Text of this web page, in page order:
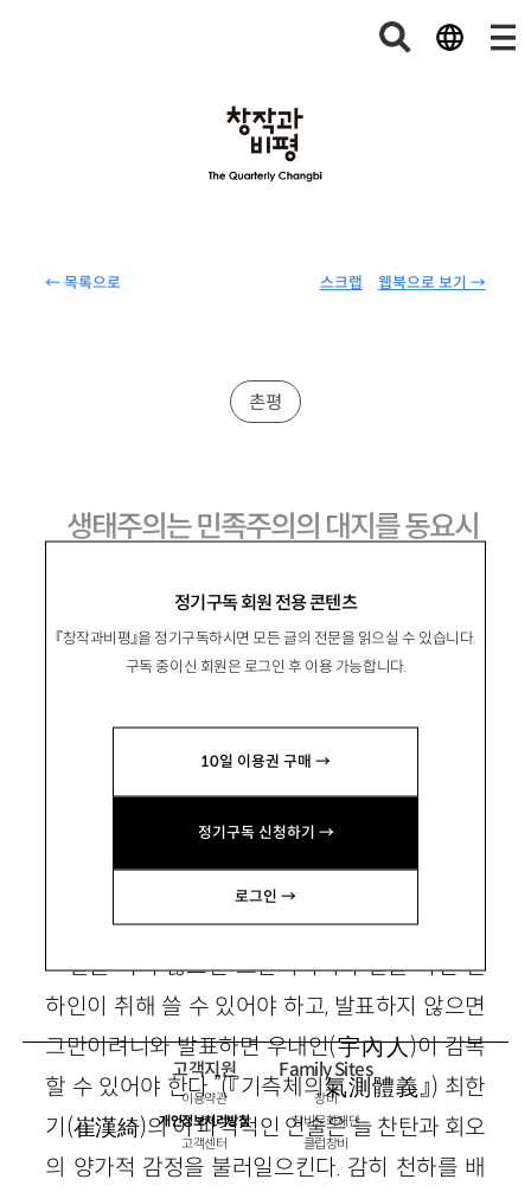
← 목록으로 웹북으로 보기 →
스크랩
정기구독 회원 전용 콘텐츠
『창작과비평』을 정기구독하시면 모든 글의 전문을 읽으실 수 있습니다.
구독 중이신 회원은 로그인 후 이용 가능합니다.
10일 이용권 구매 →
정기구독 신청하기 →
로그인 →
촌평
생태주의는 민족주의의 대지를 동요시
권혁범 『민족주의와 발전의 환상』, 솔
2000
고미숙高美淑
“말을 하지 않으면 그만이려니와 말을 하면 천
하인이 취해 쓸 수 있어야 하고, 발표하지 않으면
그만이려니와 발표하면 우내인(宇內人)이 감복
할 수 있어야 한다.”(『기측체의氣測體義』) 최한
기(崔漢綺)의 이 파격적인 언술은 늘 찬탄과 회오
의 양가적 감정을 불러일으킨다. 감히 천하를 배
고객지원
이용약관
개인정보처리방침
고객센터
Family Sites
창비
창비문화재단
클럽창비